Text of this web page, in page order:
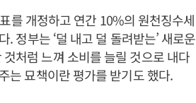
를 개정하고 연간 10%의 원천징수세
정부는 ‘덜 내고 덜 돌려받는’ 새로운
처럼 느껴 소비를 늘릴 것으로 내다
는 묘책이란 평가를 받기도 했다.